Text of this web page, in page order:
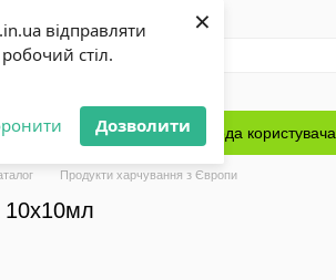
відправляти
стіл.
Дозволити
×
та повернення Блог Угода користувача
Продукти харчування з Європи
10х10мл